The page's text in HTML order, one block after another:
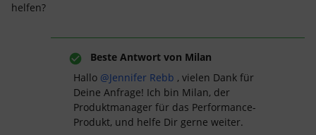
helfen?
Beste Antwort von Milan
Hallo ​ @Jennifer Rebb , vielen Dank für
Deine Anfrage! Ich bin Milan, der
Produktmanager für das Performance-
Produkt, und helfe Dir gerne weiter.